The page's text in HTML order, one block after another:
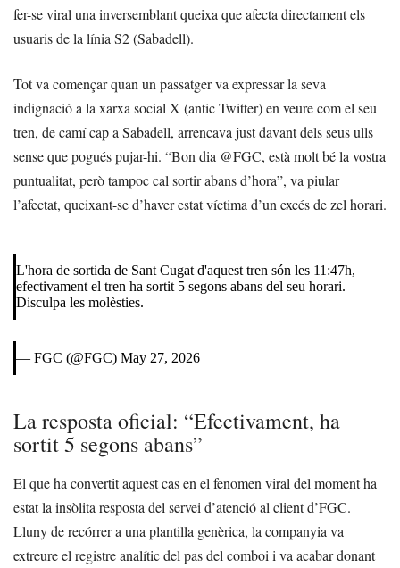
fer-se viral una inversemblant queixa que afecta directament els
usuaris de la línia S2 (Sabadell).
Tot va començar quan un passatger va expressar la seva
indignació a la xarxa social X (antic Twitter) en veure com el seu
tren, de camí cap a Sabadell, arrencava just davant dels seus ulls
sense que pogués pujar-hi. “Bon dia @FGC, està molt bé la vostra
puntualitat, però tampoc cal sortir abans d’hora”, va piular
l’afectat, queixant-se d’haver estat víctima d’un excés de zel horari.
L'hora de sortida de Sant Cugat d'aquest tren són les 11:47h,
efectivament el tren ha sortit 5 segons abans del seu horari.
Disculpa les molèsties.
— FGC (@FGC) May 27, 2026
La resposta oficial: “Efectivament, ha
sortit 5 segons abans”
El que ha convertit aquest cas en el fenomen viral del moment ha
estat la insòlita resposta del servei d’atenció al client d’FGC.
Lluny de recórrer a una plantilla genèrica, la companyia va
extreure el registre analític del pas del comboi i va acabar donant